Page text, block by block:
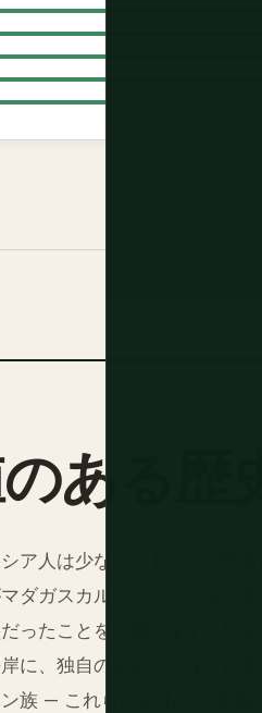
ある歴史
ア人は少なくとも6,000年
ダガスカルからハワイまで
ったことを示唆します。現
に、独自の言語、文化、伝
族 — これらの文化は、地域